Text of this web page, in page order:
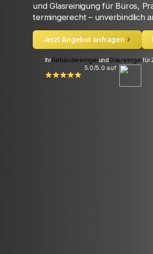
und Glasreinigung für Büros,
termingerecht – unverbindlich
Jetzt Angebot anfragen
IhrGebäudereinigerundGlasreinigerfür
5.0/5.0 auf